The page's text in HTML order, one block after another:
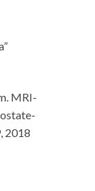
MRI-
2018